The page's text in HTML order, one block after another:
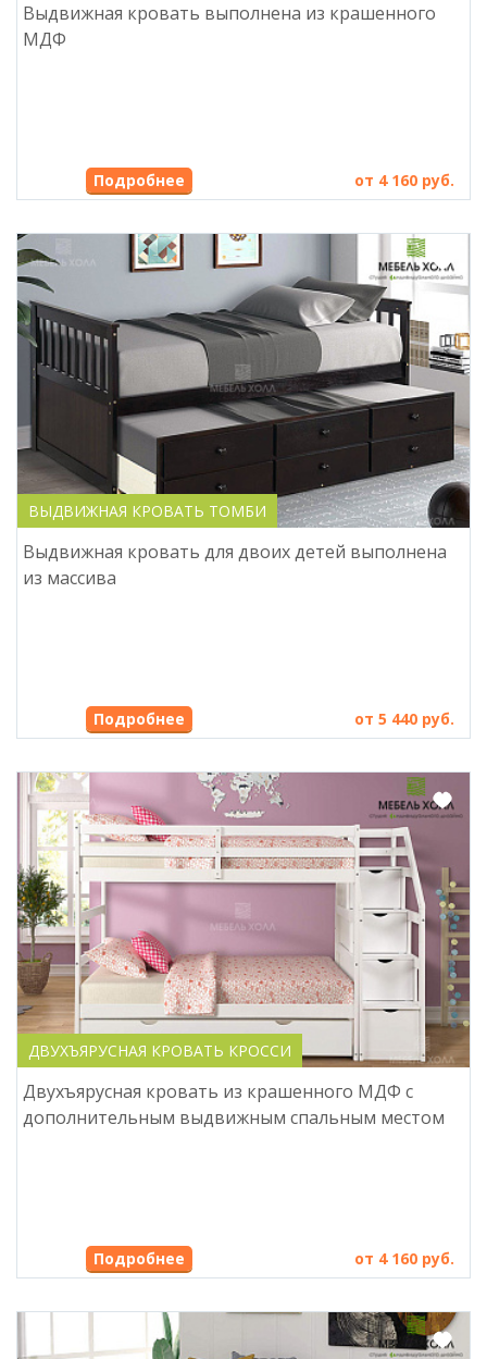
Выдвижная кровать выполнена из крашенного
МДФ
Подробнее от 4 160 руб.
ВЫДВИЖНАЯ КРОВАТЬ ТОМБИ
Выдвижная кровать для двоих детей выполнена
из массива
Подробнее от 5 440 руб.
ДВУХЪЯРУСНАЯ КРОВАТЬ КРОССИ
Двухъярусная кровать из крашенного МДФ с
дополнительным выдвижным спальным местом
Подробнее от 4 160 руб.